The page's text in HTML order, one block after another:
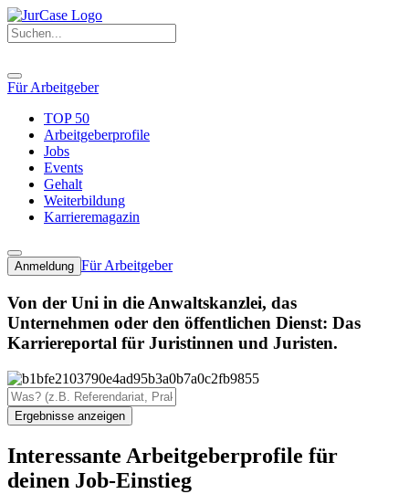
Für Arbeitgeber
TOP 50
Arbeitgeberprofile
Jobs
Events
Gehalt
Weiterbildung
Karrieremagazin
Anmeldung Für Arbeitgeber
Von der Uni in die Anwaltskanzlei, das
Unternehmen oder den öffentlichen Dienst: Das
Karriereportal für Juristinnen und Juristen.
Ergebnisse anzeigen
Interessante Arbeitgeberprofile für
deinen Job-Einstieg